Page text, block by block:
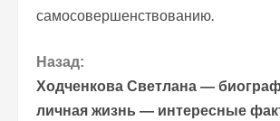
самосовершенствованию.
П
р
Назад:
Ходченкова Светлана —
личная жизнь — интересные